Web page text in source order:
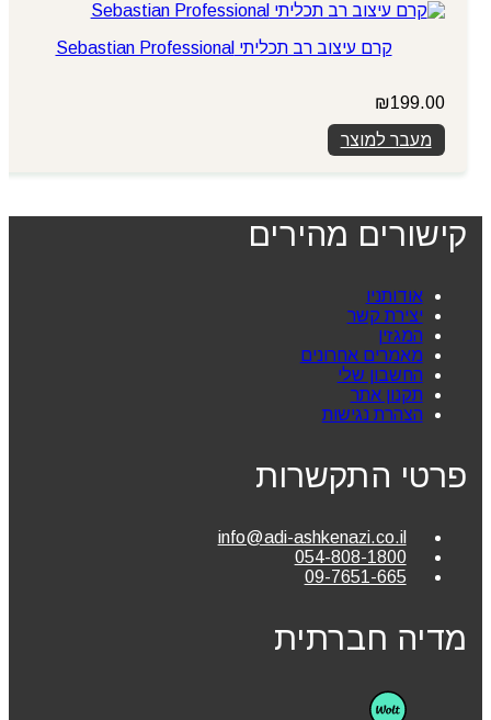
קרם עיצוב רב תכליתי Sebastian Professional
₪199.00
מעבר למוצר
קישורים מהירים
אודותניו
יצירת קשר
המגזין
מאמרים אחרונים
החשבון שלי
תקנון אתר
הצהרת נגישות
פרטי התקשרות
info@adi-ashkenazi.co.il
054-808-1800
09-7651-665
מדיה חברתית